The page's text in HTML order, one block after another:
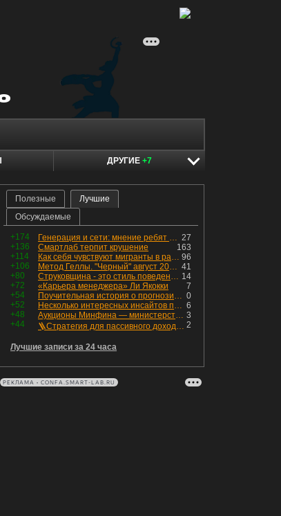
ДРУГИЕ +7
Полезные
Лучшие
Обсуждаемые
+174 27
Генерация и сети: мнение ребят из индустрии
+136
163
Смартлаб терпит крушение
+114
96
Как себя чувствуют мигранты в раю, в который они так стремились
+106
41
Метод Геллы. "Черный" август 2026 - быть или не быть?
+80
14
Струковщина - это стиль поведения, известный всем в секторе золотодобычи.
+72
7
«Карьера менеджера» Ли Якокки
+54
0
Поучительная история о прогнозировании
+52
6
Несколько интересных инсайтов по "Озону"
+48
3
Аукционы Минфина — министерство всё ещё не придумало "лекарство" для рынка ОФЗ. Ликвидности банкам не хватает это по РЕПО аукционам!
+44
2
🪜Стратегия для пассивного дохода: Лестница облигаций
Лучшие записи за 24 часа
РЕКЛАМА • CONFA.SMART-LAB.RU